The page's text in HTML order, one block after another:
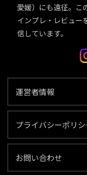
愛媛）にも遠征。こ
インプレ・レビュー
信しています。
運営者情報
プライバシーポリシ
お問い合わせ